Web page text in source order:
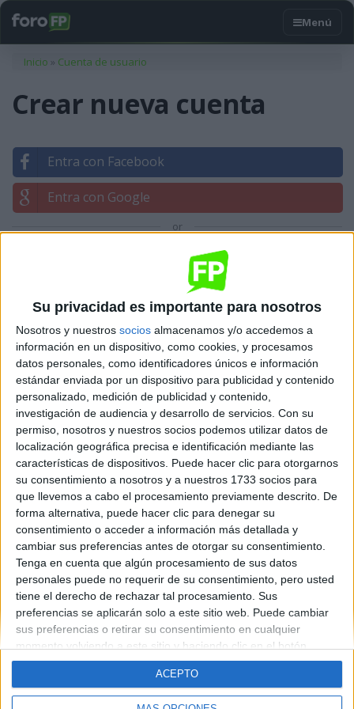
Su privacidad es importante para nosotros
Nosotros y nuestros socios almacenamos y/o accedemos a
información en un dispositivo, como cookies, y procesamos
datos personales, como identificadores únicos e información
estándar enviada por un dispositivo para publicidad y contenido
personalizado, medición de publicidad y contenido,
investigación de audiencia y desarrollo de servicios. Con su
permiso, nosotros y nuestros socios podemos utilizar datos de
localización geográfica precisa e identificación mediante las
características de dispositivos. Puede hacer clic para otorgarnos
su consentimiento a nosotros y a nuestros 1733 socios para
que llevemos a cabo el procesamiento previamente descrito. De
forma alternativa, puede hacer clic para denegar su
consentimiento o acceder a información más detallada y
cambiar sus preferencias antes de otorgar su consentimiento.
Tenga en cuenta que algún procesamiento de sus datos
personales puede no requerir de su consentimiento, pero usted
tiene el derecho de rechazar tal procesamiento. Sus
preferencias se aplicarán solo a este sitio web. Puede cambiar
sus preferencias o retirar su consentimiento en cualquier
momento volviendo a este sitio y haciendo clic en el botón
"Privacidad" en la parte inferior de la página web.
ACEPTO
Usted está aquí
Inicio » Cuenta de usuario
Crear nueva cuenta
Entra con Facebook
Entra con Google
or
Contáctanos
Dirección: Diego de León 47, 28006 Madrid
Phone: +34 91 593 2767
Email: info@forofp.es
Información legal
Política de privacidad
Condiciones generales de contratación
Política de cookies
© Compás Mediterráneo SL. Todos los derechos reservados.